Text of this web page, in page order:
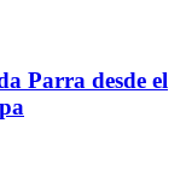
Parra desde el